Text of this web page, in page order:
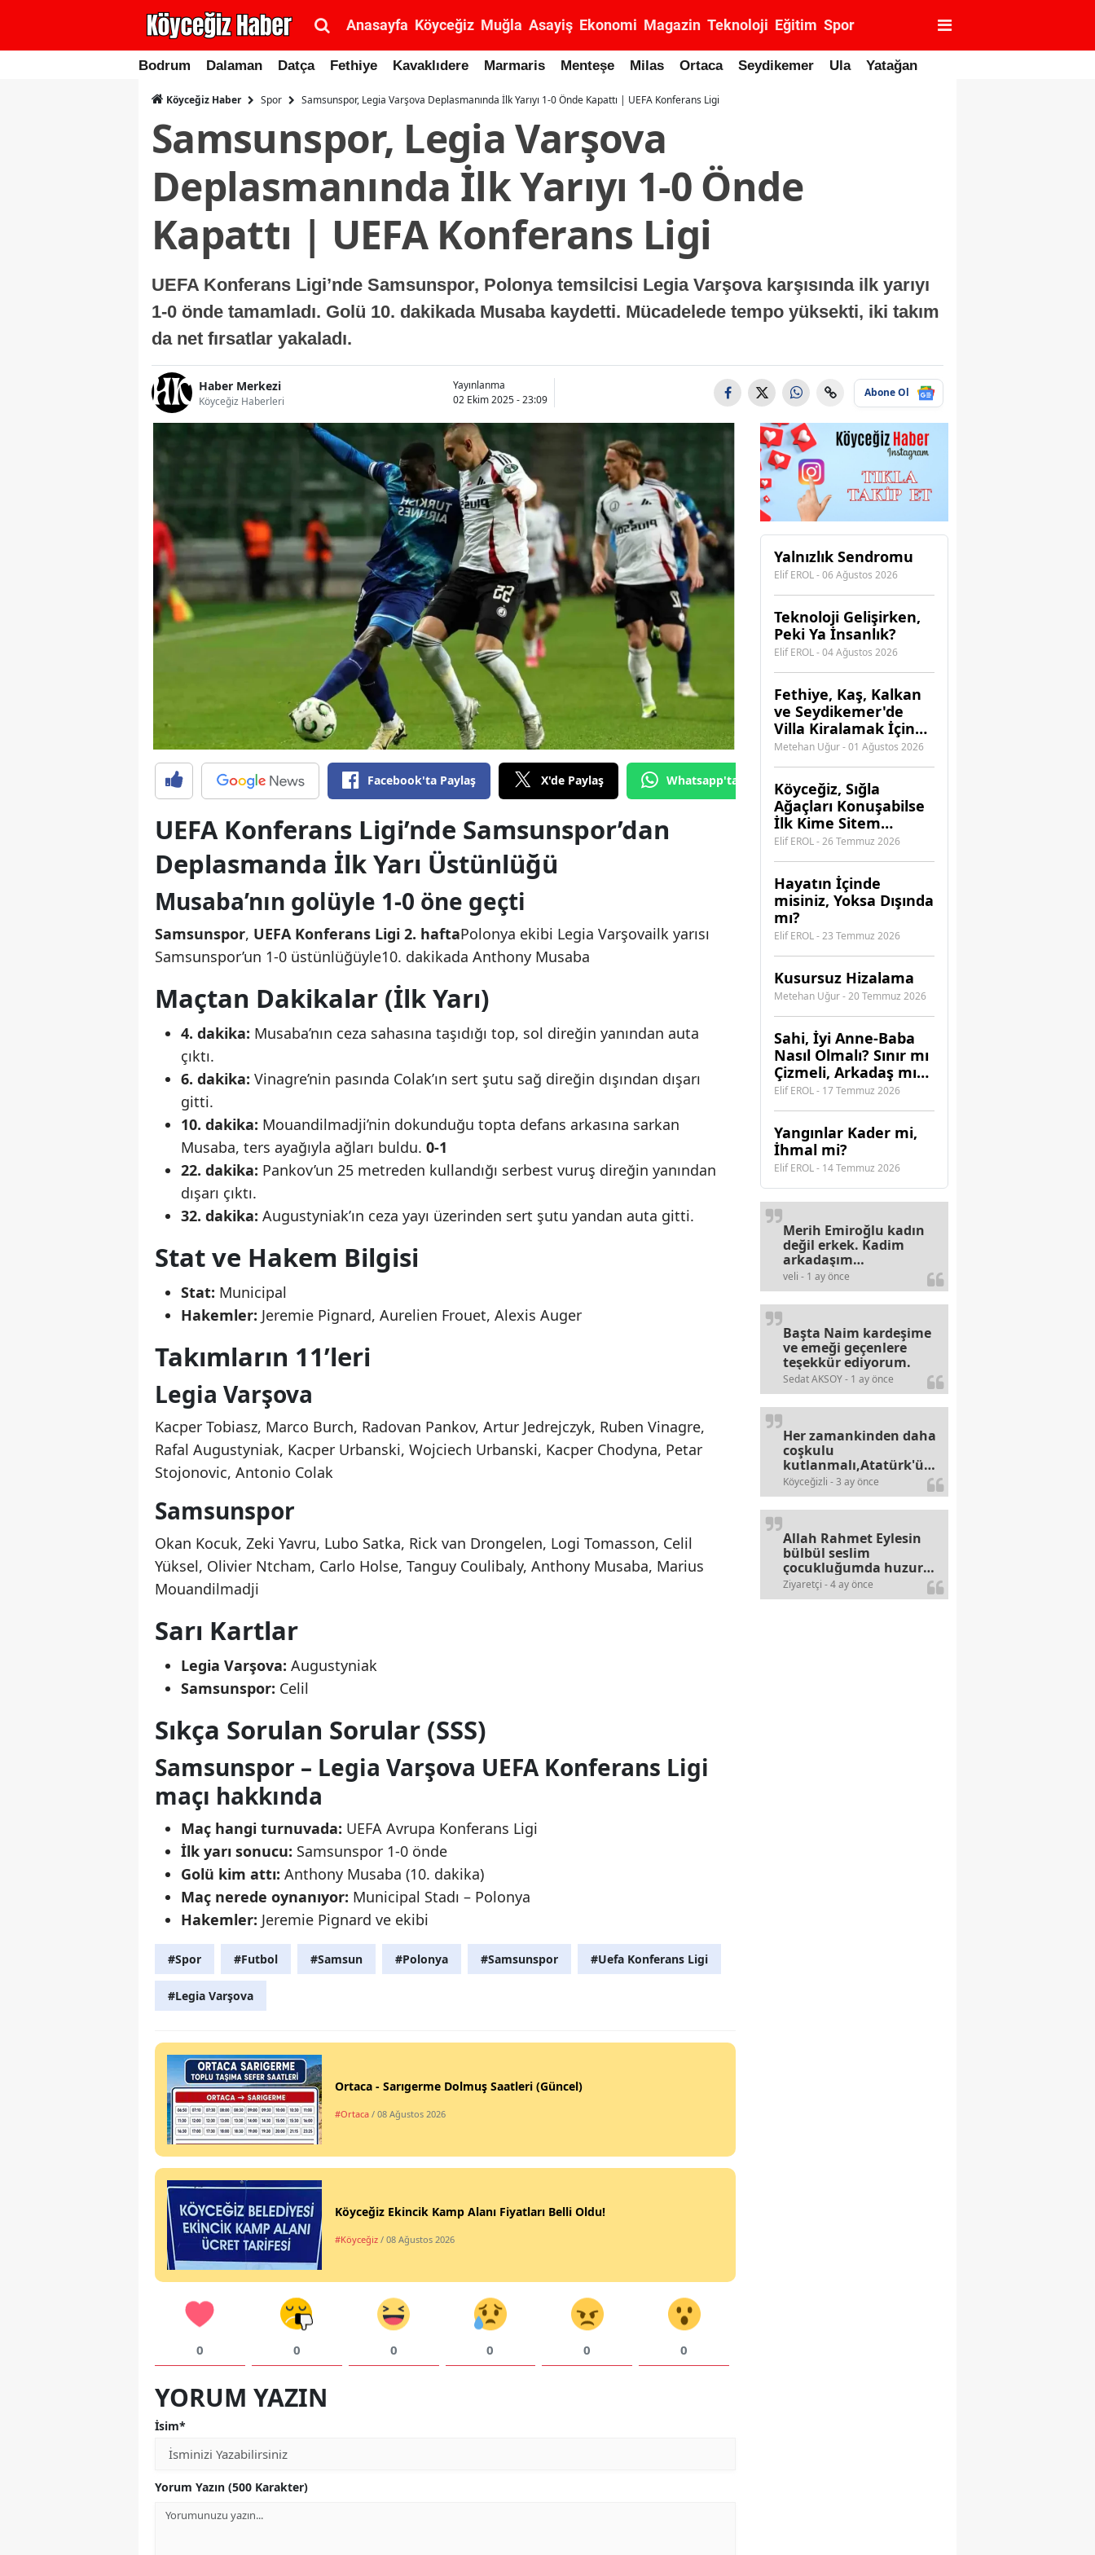
Anasayfa Köyceğiz Muğla Asayiş Ekonomi Magazin Teknoloji Eğitim Spor
Bodrum Dalaman Datça Fethiye Kavaklıdere Marmaris Menteşe Milas Ortaca Seydikemer Ula Yatağan
Köyceğiz Haber Spor Samsunspor, Legia Varşova Deplasmanında İlk Yarıyı 1-0 Önde Kapattı | UEFA Konferans Ligi
Samsunspor, Legia Varşova
Deplasmanında İlk Yarıyı 1-0 Önde
Kapattı | UEFA Konferans Ligi
UEFA Konferans Ligi’nde Samsunspor, Polonya temsilcisi Legia Varşova karşısında ilk yarıyı
1-0 önde tamamladı. Golü 10. dakikada Musaba kaydetti. Mücadelede tempo yüksekti, iki takım
da net fırsatlar yakaladı.
Haber Merkezi
Köyceğiz Haberleri
Yayınlanma
02 Ekim 2025 - 23:09
Abone Ol
Facebook'ta Paylaş X'de Paylaş Whatsapp'tan Gönder
UEFA Konferans Ligi’nde Samsunspor’dan
Deplasmanda İlk Yarı Üstünlüğü
Musaba’nın golüyle 1-0 öne geçti
Samsunspor, UEFA Konferans Ligi 2. haftaPolonya ekibi Legia Varşovailk yarısı
Samsunspor’un 1-0 üstünlüğüyle10. dakikada Anthony Musaba
Maçtan Dakikalar (İlk Yarı)
4. dakika: Musaba’nın ceza sahasına taşıdığı top, sol direğin yanından auta
çıktı.
6. dakika: Vinagre’nin pasında Colak’ın sert şutu sağ direğin dışından dışarı
gitti.
10. dakika: Mouandilmadji’nin dokunduğu topta defans arkasına sarkan
Musaba, ters ayağıyla ağları buldu. 0-1
22. dakika: Pankov’un 25 metreden kullandığı serbest vuruş direğin yanından
dışarı çıktı.
32. dakika: Augustyniak’ın ceza yayı üzerinden sert şutu yandan auta gitti.
Stat ve Hakem Bilgisi
Stat: Municipal
Hakemler: Jeremie Pignard, Aurelien Frouet, Alexis Auger
Takımların 11’leri
Legia Varşova
Kacper Tobiasz, Marco Burch, Radovan Pankov, Artur Jedrejczyk, Ruben Vinagre,
Rafal Augustyniak, Kacper Urbanski, Wojciech Urbanski, Kacper Chodyna, Petar
Stojonovic, Antonio Colak
Samsunspor
Okan Kocuk, Zeki Yavru, Lubo Satka, Rick van Drongelen, Logi Tomasson, Celil
Yüksel, Olivier Ntcham, Carlo Holse, Tanguy Coulibaly, Anthony Musaba, Marius
Mouandilmadji
Sarı Kartlar
Legia Varşova: Augustyniak
Samsunspor: Celil
Sıkça Sorulan Sorular (SSS)
Samsunspor – Legia Varşova UEFA Konferans Ligi
maçı hakkında
Maç hangi turnuvada: UEFA Avrupa Konferans Ligi
İlk yarı sonucu: Samsunspor 1-0 önde
Golü kim attı: Anthony Musaba (10. dakika)
Maç nerede oynanıyor: Municipal Stadı – Polonya
Hakemler: Jeremie Pignard ve ekibi
#Spor #Futbol #Samsun #Polonya #Samsunspor #Uefa Konferans Ligi
#Legia Varşova
Ortaca - Sarıgerme Dolmuş Saatleri (Güncel)
#Ortaca / 08 Ağustos 2026
Köyceğiz Ekincik Kamp Alanı Fiyatları Belli Oldu!
#Köyceğiz / 08 Ağustos 2026
0 0 0 0 0 0
YORUM YAZIN
İsim*
Yorum Yazın (500 Karakter)
Yalnızlık Sendromu
Elif EROL - 06 Ağustos 2026
Teknoloji Gelişirken,
Peki Ya İnsanlık?
Elif EROL - 04 Ağustos 2026
Fethiye, Kaş, Kalkan
ve Seydikemer'de
Villa Kiralamak İçin
Hangi Acenteye
Güvenebilirsiniz?
Metehan Uğur - 01 Ağustos 2026
Köyceğiz, Sığla
Ağaçları Konuşabilse
İlk Kime Sitem
Ederdi?
Elif EROL - 26 Temmuz 2026
Hayatın İçinde
misiniz, Yoksa Dışında
mı?
Elif EROL - 23 Temmuz 2026
Kusursuz Hizalama
Metehan Uğur - 20 Temmuz 2026
​Sahi, İyi Anne-Baba
Nasıl Olmalı? Sınır mı
Çizmeli, Arkadaş mı
Olmalı?
Elif EROL - 17 Temmuz 2026
Yangınlar Kader mi,
İhmal mi?
Elif EROL - 14 Temmuz 2026
veli - 1 ay önce
Merih Emiroğlu kadın
değil erkek. Kadim
arkadaşım
haberinizdeki hataya
gayb den
gülümsüyordur.
Sedat AKSOY - 1 ay önce
Başta Naim kardeşime
ve emeği geçenlere
teşekkür ediyorum.
Köyceğizli - 3 ay önce
Her zamankinden daha
coşkulu
kutlanmalı,Atatürk'ün
bayramlarına olan
alerjileri bitmez,bahane
arayan illaki bulur.
Ziyaretçi - 4 ay önce
Allah Rahmet Eylesin
bülbül seslim
çocukluğumda huzur
olurdu evimize.
Ablamla bağıra bağıra